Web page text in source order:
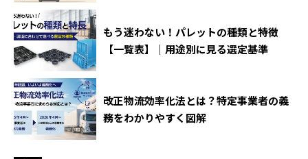
もう迷わない！パレットの種類と特徴
【一覧表】｜用途別に見る選定基準
改正物流効率化法とは？特定事業者の義
務をわかりやすく図解